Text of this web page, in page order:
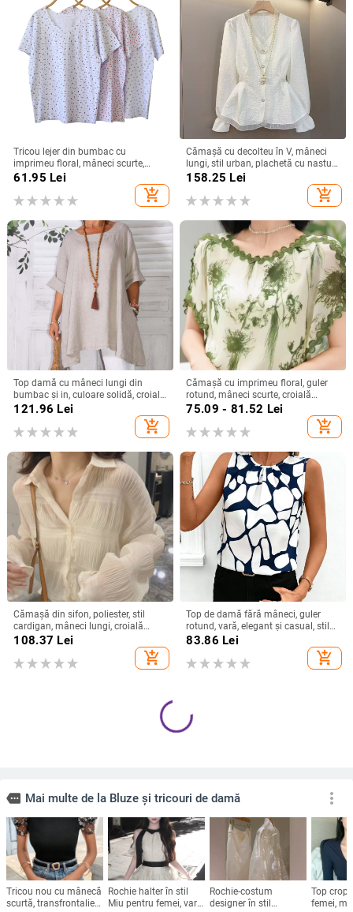
Tricou lejer din bumbac cu
imprimeu floral, mâneci scurte,
guler rotund, croială lejeră
61.95 Lei
add_shopping_cart
Cămașă cu decolteu în V, mâneci
lungi, stil urban, plachetă cu nasturi,
croială standard
158.25 Lei
add_shopping_cart
Top damă cu mâneci lungi din
bumbac și in, culoare solidă, croială
lejeră, guler rotund, detalii de
121.96 Lei
add_shopping_cart
Cămașă cu imprimeu floral, guler
rotund, mâneci scurte, croială
relaxată, țesătură spandex (50–
75.09 - 81.52 Lei
add_shopping_cart
Cămașă din sifon, poliester, stil
cardigan, mâneci lungi, croială
lejeră
108.37 Lei
add_shopping_cart
Top de damă fără mâneci, guler
rotund, vară, elegant și casual, stil
european, imprimeu abstract
83.86 Lei
add_shopping_cart
Bluza din chiffon cu decolteu în V,
mâneci lungi, croială lejeră, stil
elegant
240.15Lei
add_shopping_cart
Cămașă din bumbac și in, guler
rotund, buzunar aplicație, mâneci
3/4, stil pulover
117.05 Lei
add_shopping_cart